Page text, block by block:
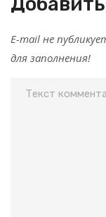
E-mail не
для заполнения!